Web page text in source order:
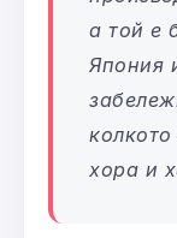
а той е
Япония
хора и